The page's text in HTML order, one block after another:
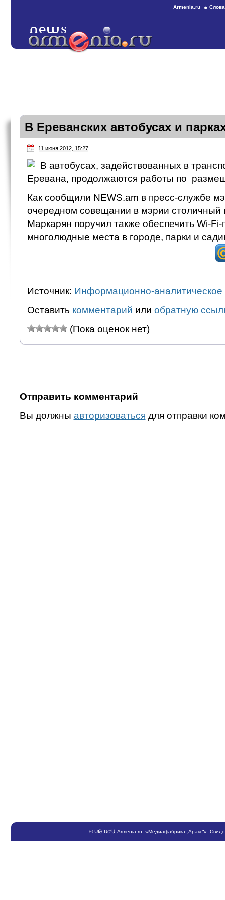
Armenia.ru
В Ереванских автобусах и
11 июня 2012, 15:27
В автобусах, задействованных в
Еревана, продолжаются работы по
Как сообщили NEWS.am в пресс-службе
очередном совещании в мэрии столичный
Маркарян поручил также обеспечить Wi-
многолюдные места в городе, парки и
Источник: Информационно-аналитическое
Оставить комментарий или обратную
(Пока оценок нет)
Отправить комментарий
Вы должны авторизоваться для отправки
©ՍԹ-ՍԺԱ Armenia.ru , «Медиафабрика „Аракс“».